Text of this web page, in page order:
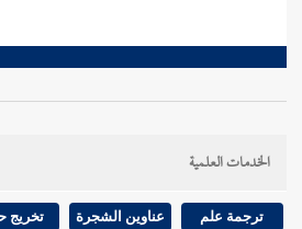
الخدمات العلمية
ترجمة علم عناوين الشجرة تخريج